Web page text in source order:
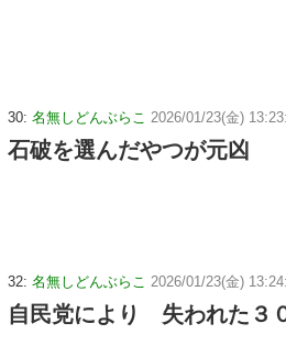
30: 名無しどんぶらこ 2026/01/23(金)
石破を選んだやつが元凶
32: 名無しどんぶらこ 2026/01/23(金)
自民党により 失われた３